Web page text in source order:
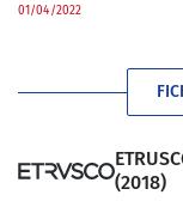
01/04/2022
(2018)